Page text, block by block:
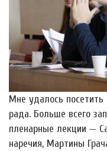
Мне удалось посетить
рада. Больше всего
пленарные лекции —
наречия, Мартины